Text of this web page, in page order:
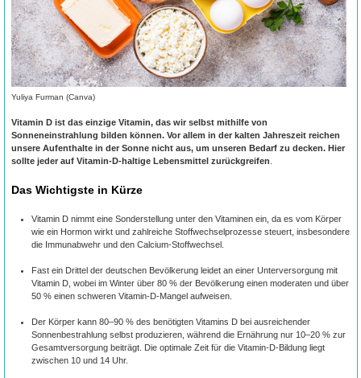
Yuliya Furman (Canva)
Vitamin D ist das einzige Vitamin, das wir selbst mithilfe von
Sonneneinstrahlung bilden können. Vor allem in der kalten Jahreszeit reichen
unsere Aufenthalte in der Sonne nicht aus, um unseren Bedarf zu decken. Hier
sollte jeder auf Vitamin-D-haltige Lebensmittel zurückgreifen
Das Wichtigste in Kürze
Vitamin D nimmt eine Sonderstellung unter den Vitaminen ein, da es vom Körper
wie ein Hormon wirkt und zahlreiche Stoffwechselprozesse steuert, insbesondere
die Immunabwehr und den Calcium-Stoffwechsel.
Fast ein Drittel der deutschen Bevölkerung leidet an einer Unterversorgung mit
Vitamin D, wobei im Winter über 80 % der Bevölkerung einen moderaten und über
50 % einen schweren Vitamin-D-Mangel aufweisen.
Der Körper kann 80–90 % des benötigten Vitamins D bei ausreichender
Sonnenbestrahlung selbst produzieren, während die Ernährung nur 10–20 % zur
Gesamtversorgung beiträgt. Die optimale Zeit für die Vitamin-D-Bildung liegt
zwischen 10 und 14 Uhr.